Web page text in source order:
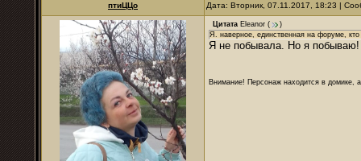
птиЦЦо Дата: Вторник, 07.11.2017, 18:23 |
Цитата Eleanor (
)
Я. наверное, единственная на форуме,
Я не побывала. Но я побываю!
Внимание! Персонаж находится в домике,